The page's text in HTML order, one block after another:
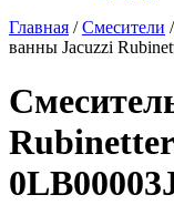
Главная /Смесители /
ванны Jacuzzi